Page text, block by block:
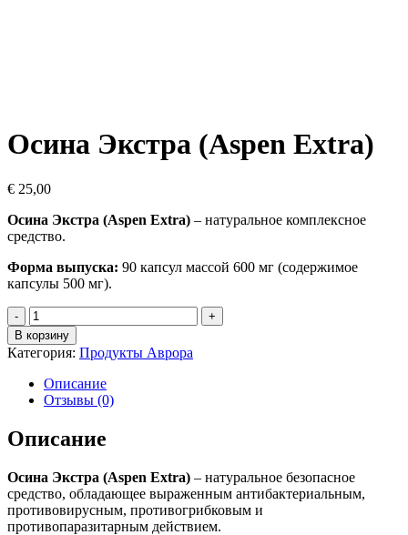
Осина Экстра (Aspen Extra)
€ 25,00
Осина Экстра (Aspen Extra) – натуральное комплексное
средство.
Форма выпуска: 90 капсул массой 600 мг (содержимое
капсулы 500 мг).
Количество
товара
Осина
Экстра
(Aspen
Extra)
В корзину
Категория: Продукты Аврора
Описание
Отзывы (0)
Описание
Осина Экстра (Aspen Extra) – натуральное безопасное
средство, обладающее выраженным антибактериальным,
противовирусным, противогрибковым и
противопаразитарным действием.